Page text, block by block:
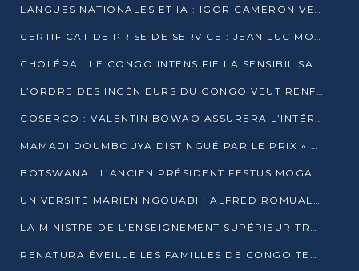
LANGUES NATIONALES ET IA : IGOR CAMERON VEUT ARRIMER LA STRATÉGIE IA À LA LOI SUR LA RECHERCHE
CERTIFICAT DE PRISE DE SERVICE : JEAN LUC MOUTHOU DÉMENT UNE « FAKE NEWS »
CHOLÉRA : LE CONGO INTENSIFIE LA SENSIBILISATION AU MARCHÉ DE TALANGAÏ
L’ORDRE DES INGÉNIEURS DU CONGO VEUT RENFORCER L’ÉTHIQUE ET LA CRÉDIBILITÉ DE LA PROFESSION
COSERCO : VALENTIN BOWAO ASSURERA L’INTÉRIM À LA TÊTE DU BUREAU EXÉCUTIF NATIONAL
MAMADI DOUMBOUYA DISTINGUÉ PAR LE PRIX « SUPER GRAND BÂTISSEUR BABACAR N’DIAYE »
BOTSWANA : L’ANCIEN PRÉSIDENT FESTUS MOGAE EST MORT À 86 ANS
UNIVERSITÉ MARIEN NGOUABI : ALFRED ROMUALD NGUYA POATY SOUTIENT UNE THÈSE SUR LE PARADOXE DE LA CROISSANCE EN ZONE CEMAC
LA MINISTRE DE L’ENSEIGNEMENT SUPÉRIEUR TRACE SA FEUILLE DE ROUTE
RENATURA ÉVEILLE LES FAMILLES DE CONGO TERMINAL À LA PROTECTION DE L’ENVIRONNEMENT